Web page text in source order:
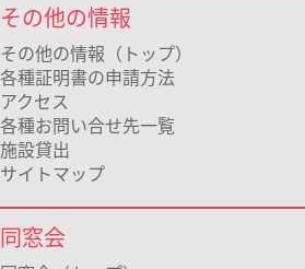
その他の情報
その他の情報（トップ）
各種証明書の申請方法
アクセス
各種お問い合せ先一覧
施設貸出
サイトマップ
同窓会